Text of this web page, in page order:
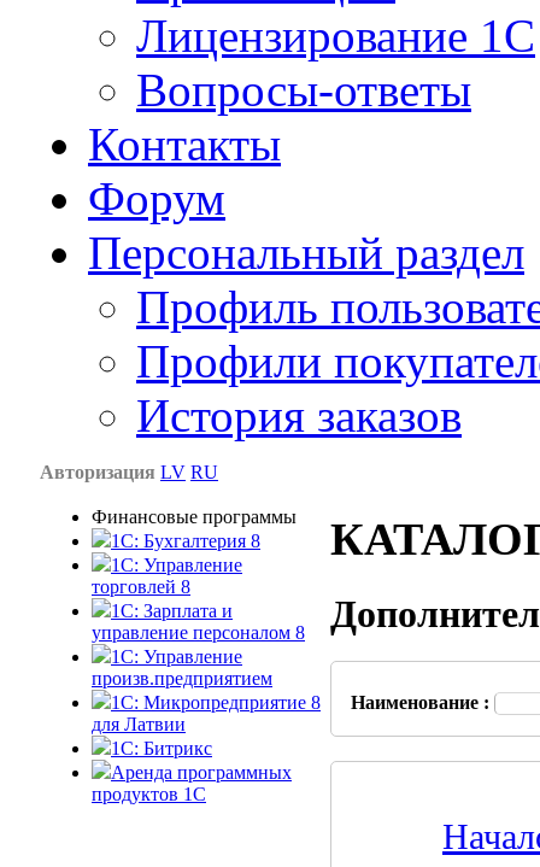
Лицензирование 1С
Вопросы-ответы
Контакты
Форум
Персональный раздел
Профиль
Профили
История заказов
Авторизация LV RU
Финансовые программы
1С: Бухгалтерия 8
1C: Управление
торговлей 8
1C: Зарплата и
управление персоналом 8
1C: Управление
произв.предприятием
1С: Микропредприятие 8
для Латвии
1C: Битрикс
Аренда программных
продуктов 1С
Наименование :